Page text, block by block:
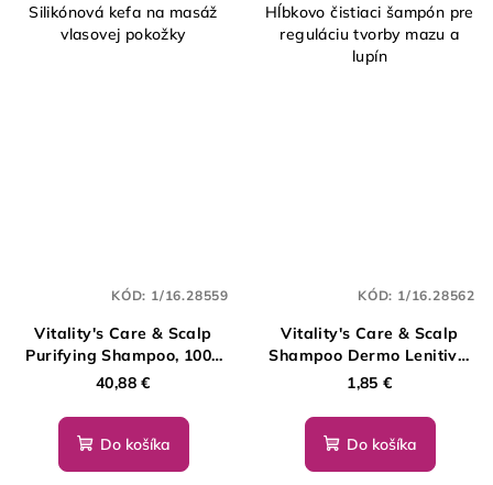
Silikónová kefa na masáž
vlasovej pokožky
Hĺbkovo čistiaci šampón pre
reguláciu tvorby mazu a
lupín
Vitality's Care & Scalp
Purifying Shampoo, 1000
ml
40,88 €
Do košíka
KÓD: 1/16.28559
Vitality's Care & Scalp
Shampoo Dermo Lenitivo,
10 ml - vzorka
1,85 €
Do košíka
KÓD: 1/16.28562